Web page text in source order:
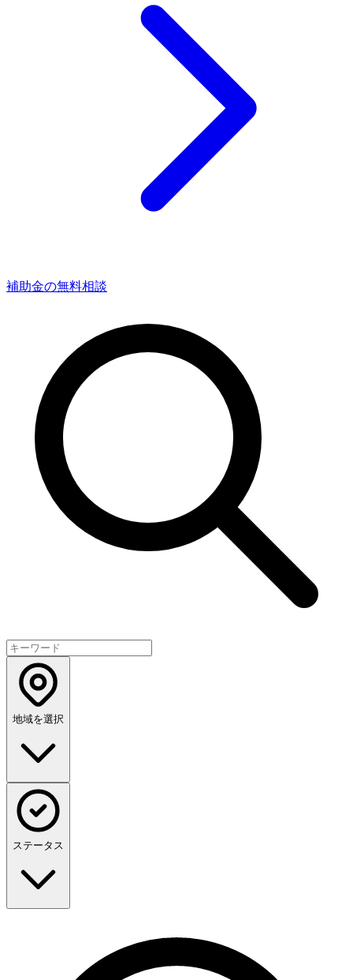
補助金の無料相談
地域を選択
ステータス